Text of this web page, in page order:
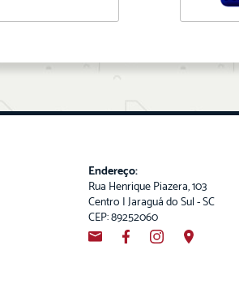
Endereço:
Rua Henrique Piazera, 103
Centro | Jaraguá do Sul - SC
CEP: 89252060